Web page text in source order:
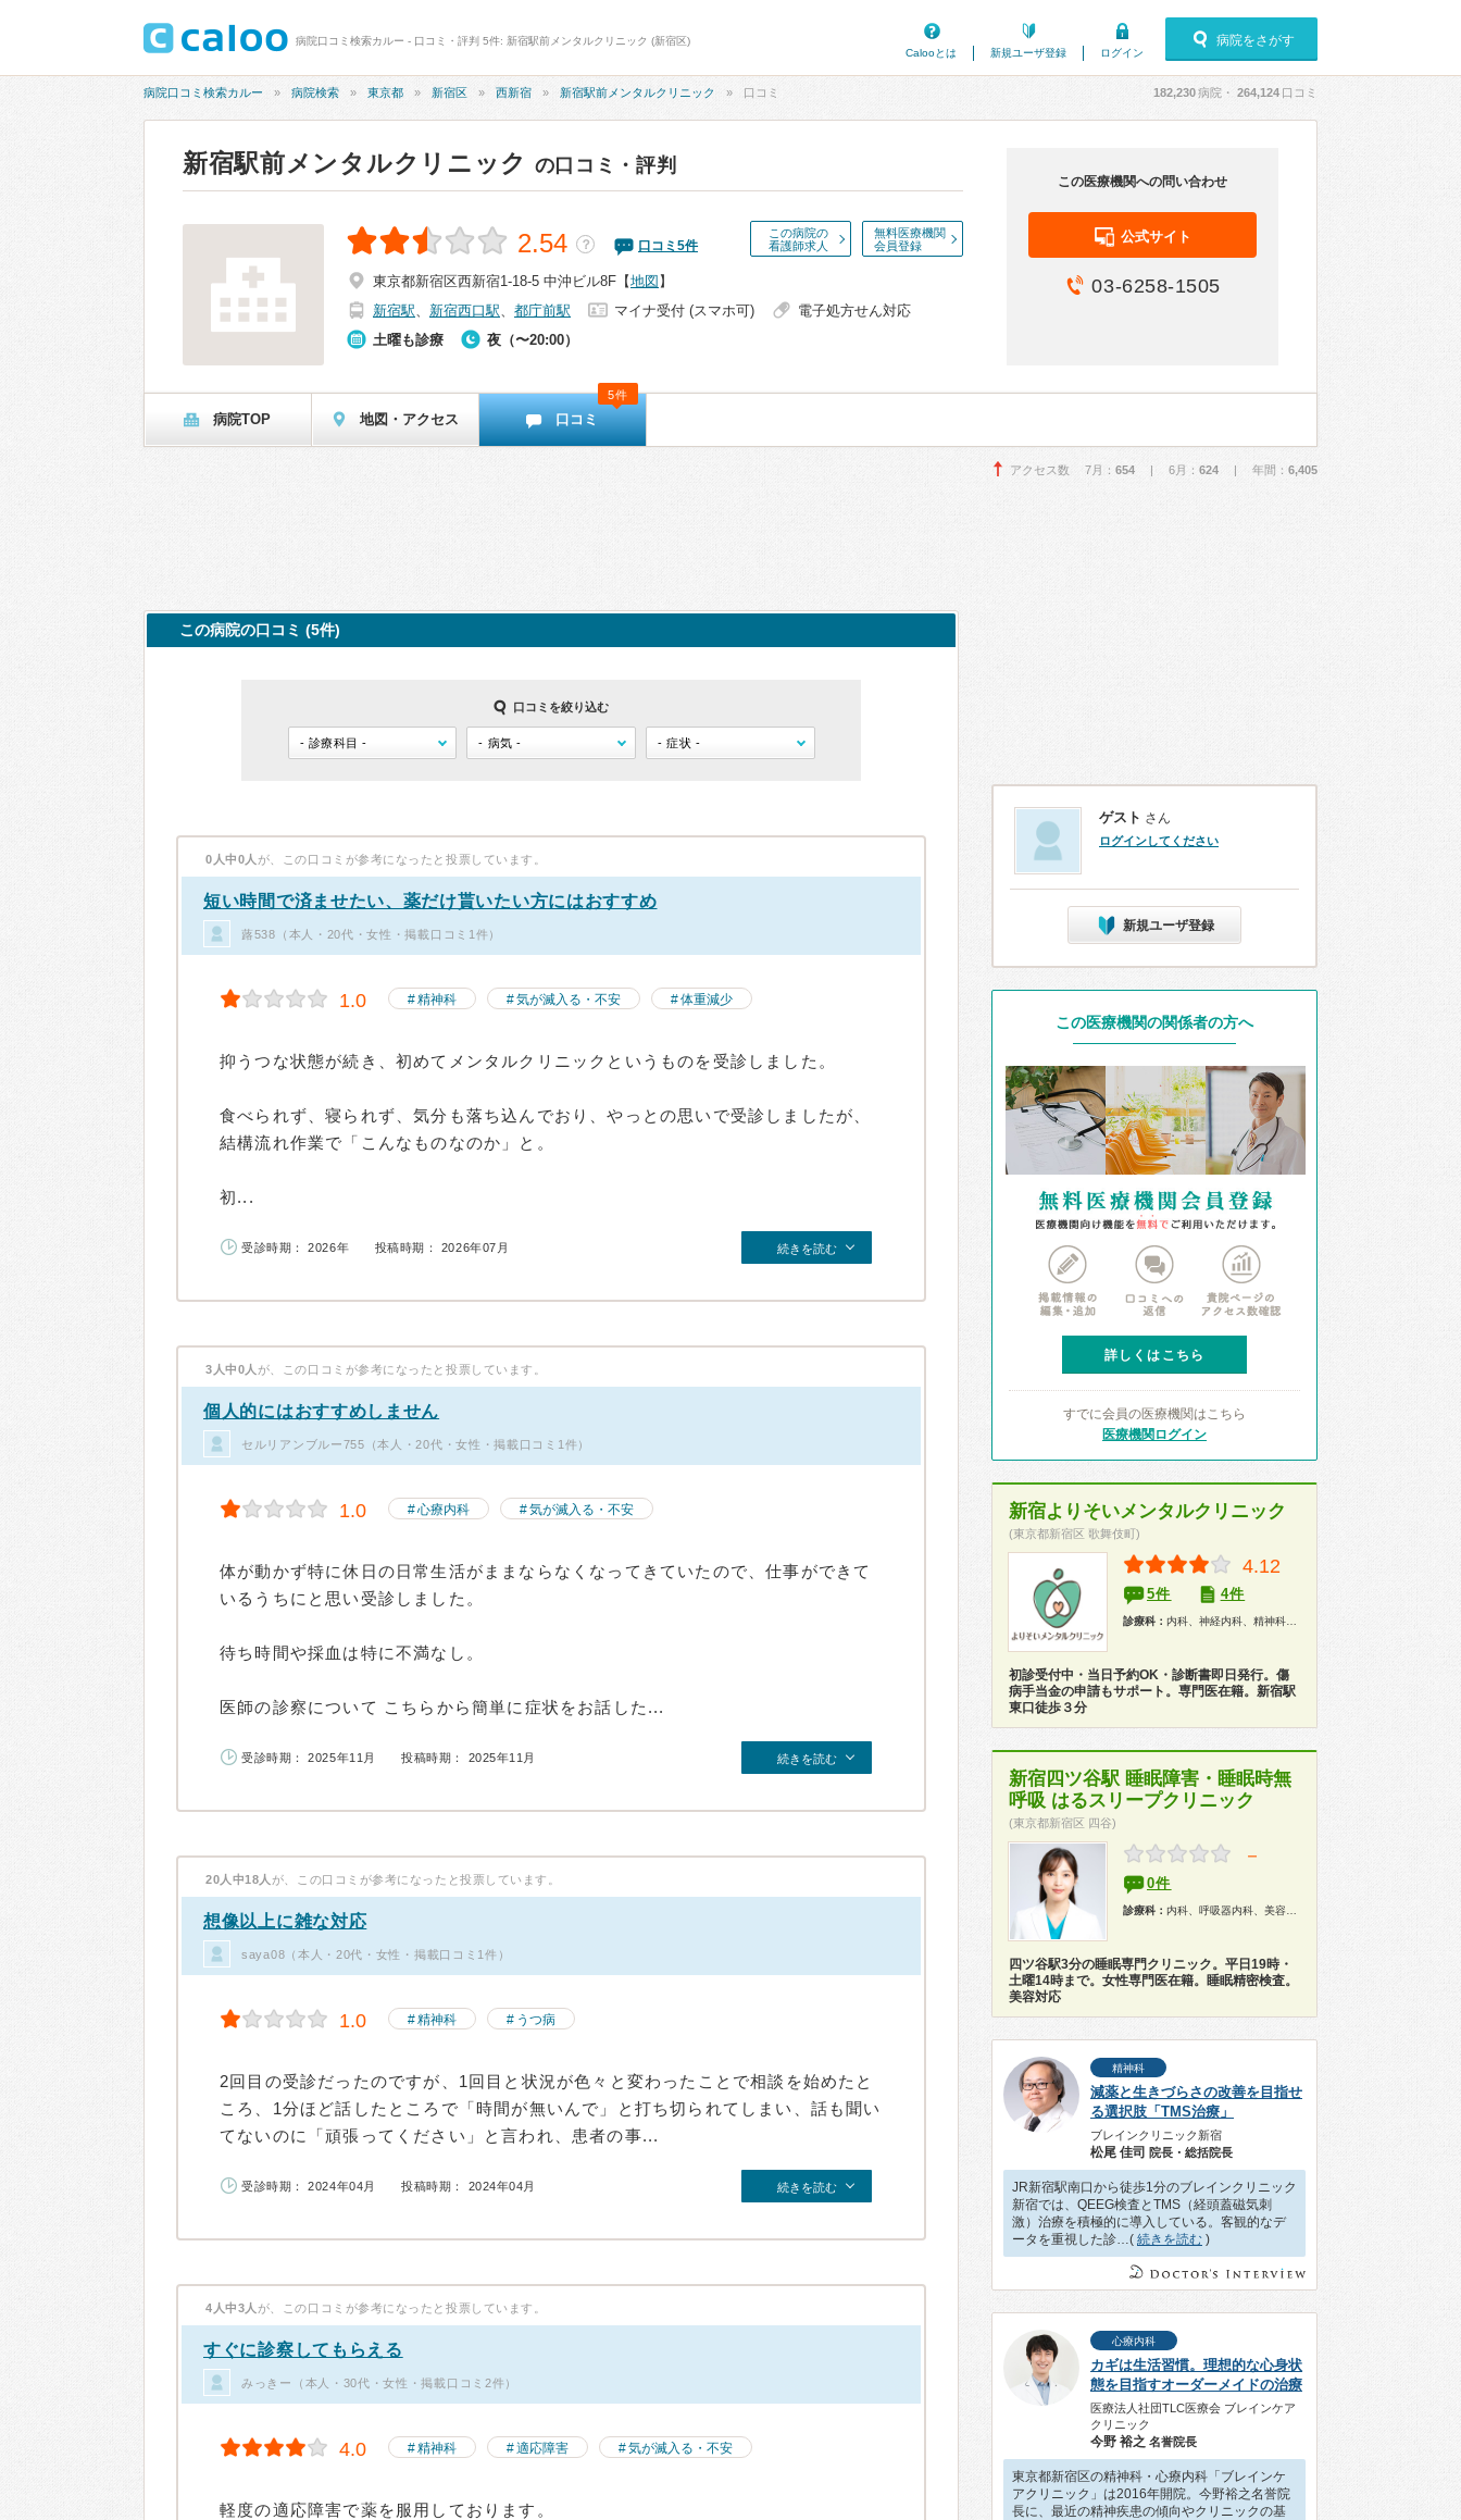
病院口コミ検索カルー - 口コミ・評判 5件: 新宿駅前メンタルクリニック (新宿区)
Calooとは
新規ユーザ登録 ログイン
病院をさがす
病院口コミ検索カルー 病院検索 東京都 新宿区 西新宿 新宿駅前メンタルクリニック 口コミ 182,230病院・ 264,124 口コミ
新宿駅前メンタルクリニック の口コミ・評判
この病院の
看護師求人
無料医療機関
会員登録
2.54 ？ 口コミ 5件
東京都新宿区西新宿1-18-5 中沖ビル8F 【地図 】
新宿駅、 新宿西口駅、 都庁前駅 マイナ受付 (スマホ可)
電子処方せん対応
土曜も診療
夜（〜20:00）
この医療機関への問い合わせ
公式サイト
03-6258-1505
病院TOP 地図・アクセス 口コミ
5件
アクセス数 7月： 654 | 6月： 624 | 年間： 6,405
この病院の口コミ (5件)
口コミを絞り込む
0人中0人 が、この口コミが参考になったと投票しています。
短い時間で済ませたい、薬だけ貰いたい方にはおすすめ
蕗538（本人・20代・女性・掲載口コミ1件）
1.0 精神科 気が滅入る・不安 体重減少
抑うつな状態が続き、初めてメンタルクリニックというものを受診しました。
食べられず、寝られず、気分も落ち込んでおり、やっとの思いで受診しましたが、
結構流れ作業で「こんなものなのか」と。
初...
受診時期： 2026年 投稿時期： 2026年07月 続きを読む
3人中0人 が、この口コミが参考になったと投票しています。
個人的にはおすすめしません
セルリアンブルー755（本人・20代・女性・掲載口コミ1件）
1.0 心療内科 気が滅入る・不安
体が動かず特に休日の日常生活がままならなくなってきていたので、仕事ができて
いるうちにと思い受診しました。
待ち時間や採血は特に不満なし。
医師の診察について こちらから簡単に症状をお話した...
受診時期： 2025年11月 投稿時期： 2025年11月 続きを読む
20人中18人 が、この口コミが参考になったと投票しています。
想像以上に雑な対応
saya08（本人・20代・女性・掲載口コミ1件）
1.0 精神科 うつ病
2回目の受診だったのですが、1回目と状況が色々と変わったことで相談を始めたと
ころ、1分ほど話したところで「時間が無いんで」と打ち切られてしまい、話も聞い
てないのに「頑張ってください」と言われ、患者の事...
受診時期： 2024年04月 投稿時期： 2024年04月 続きを読む
4人中3人 が、この口コミが参考になったと投票しています。
すぐに診察してもらえる
みっきー（本人・30代・女性・掲載口コミ2件）
4.0 精神科 適応障害 気が滅入る・不安
軽度の適応障害で薬を服用しております。
ゲスト さん
ログインしてください
新規ユーザ登録
この医療機関の関係者の方へ
詳しくはこちら
すでに会員の医療機関はこちら
医療機関ログイン
新宿よりそいメンタルクリニック
(東京都新宿区 歌舞伎町)
4.12
5件 4件
診療科： 内科、神経内科、精神科、心療内科
初診受付中・当日予約OK・診断書即日発行。傷
病手当金の申請もサポート。専門医在籍。新宿駅
東口徒歩３分
新宿四ツ谷駅 睡眠障害・睡眠時無
呼吸 はるスリープクリニック
(東京都新宿区 四谷)
－
0件
診療科： 内科、呼吸器内科、美容皮膚科、精神科、心療内科
四ツ谷駅3分の睡眠専門クリニック。平日19時・
土曜14時まで。女性専門医在籍。睡眠精密検査。
美容対応
精神科
減薬と生きづらさの改善を目指せ
る選択肢「TMS治療」
ブレインクリニック新宿
松尾 佳司 院長・総括院長
JR新宿駅南口から徒歩1分のブレインクリニック
新宿では、QEEG検査とTMS（経頭蓋磁気刺
激）治療を積極的に導入している。客観的なデ
ータを重視した診…( 続きを読む )
心療内科
カギは生活習慣。理想的な心身状
態を目指すオーダーメイドの治療
医療法人社団TLC医療会 ブレインケア
クリニック
今野 裕之 名誉院長
東京都新宿区の精神科・心療内科「ブレインケ
アクリニック」は2016年開院。今野裕之名誉院
長に、最近の精神疾患の傾向やクリニックの基